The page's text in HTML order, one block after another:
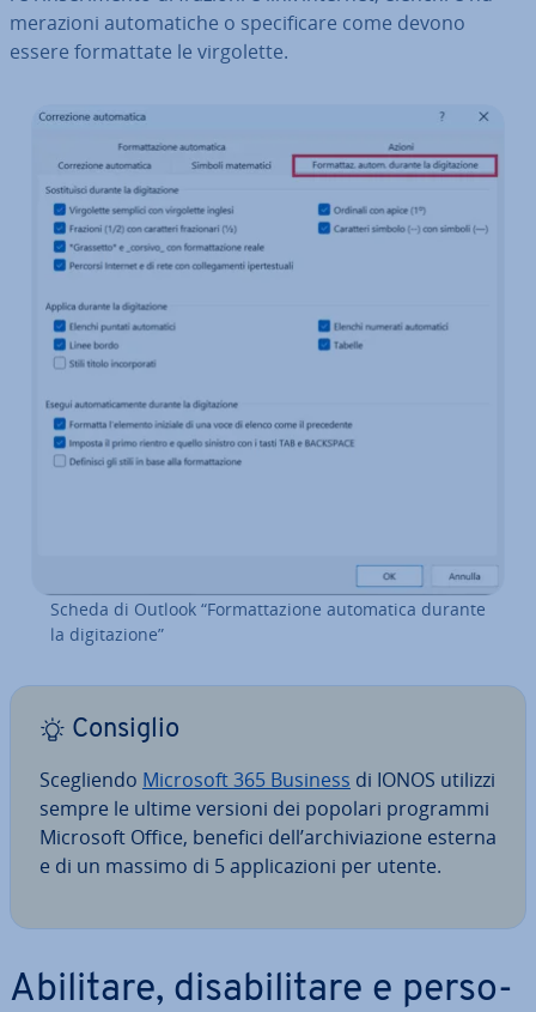
me­ra­zio­ni au­to­ma­ti­che o spe­ci­fi­ca­re come devono
essere for­mat­ta­te le vir­go­let­te.
Scheda di Outlook “For­mat­ta­zio­ne au­to­ma­ti­ca durante
la di­gi­ta­zio­ne”
Consiglio
Sce­glien­do Microsoft 365 Business di IONOS utilizzi
sempre le ultime versioni dei popolari programmi
Microsoft Office, benefici dell’ar­chi­via­zio­ne esterna
e di un massimo di 5 ap­pli­ca­zio­ni per utente.
Abilitare, di­sa­bi­li­ta­re e per­so­